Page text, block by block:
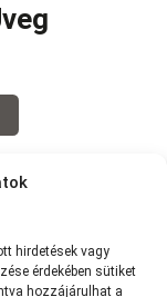
hirdetések vagy
érdekében sütiket
hozzájárulhat a
>